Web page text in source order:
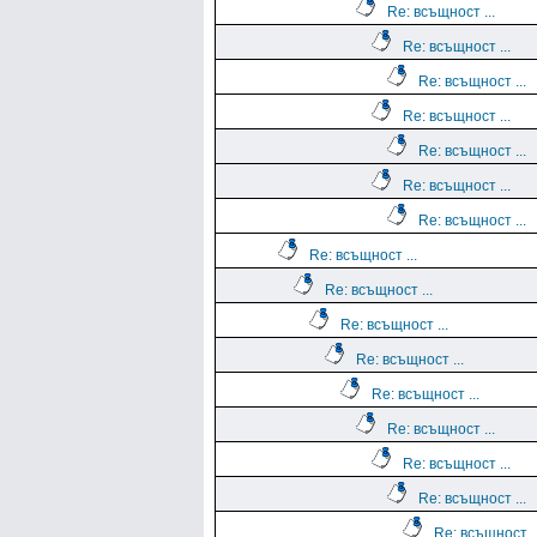
Re: всъщност ...
Re: всъщност ...
Re: всъщност ...
Re: всъщност ...
Re: всъщност ...
Re: всъщност ...
Re: всъщност ...
Re: всъщност ...
Re: всъщност ...
Re: всъщност ...
Re: всъщност ...
Re: всъщност ...
Re: всъщност ...
Re: всъщност ...
Re: всъщност ...
Re: всъщност